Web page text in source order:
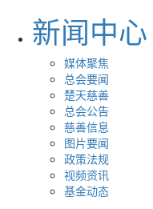
新闻中心
媒体聚焦
总会要闻
楚天慈善
总会公告
慈善信息
图片要闻
政策法规
视频资讯
基金动态